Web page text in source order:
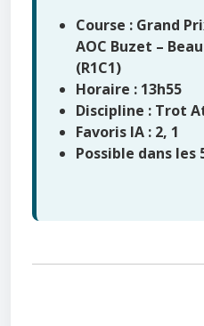
Course : Grand
AOC Buzet –
(R1C1)
Horaire : 13h55
Discipline : Trot
Favoris IA : 2, 1
Possible dans les